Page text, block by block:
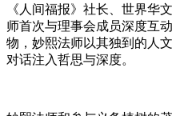
《人间福报》社长、世界华
师首次与理事会成员深度互
物，妙熙法师以其独到的人
对话注入哲思与深度。